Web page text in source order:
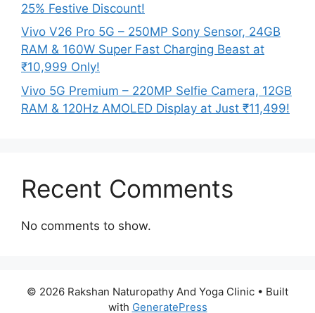
25% Festive Discount!
Vivo V26 Pro 5G – 250MP Sony Sensor, 24GB
RAM & 160W Super Fast Charging Beast at
₹10,999 Only!
Vivo 5G Premium – 220MP Selfie Camera, 12GB
RAM & 120Hz AMOLED Display at Just ₹11,499!
Recent Comments
No comments to show.
© 2026 Rakshan Naturopathy And Yoga Clinic • Built
with GeneratePress